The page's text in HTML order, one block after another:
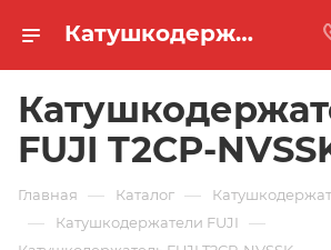
Катушкодержатель FUJI T2CP-NVSSK 🐟 купить по цене 4 719 руб. в интернет-магазине "MASTER FISH"
FUJI T2CP-
Главная — Каталог —
— Катушкодержатели FUJI —